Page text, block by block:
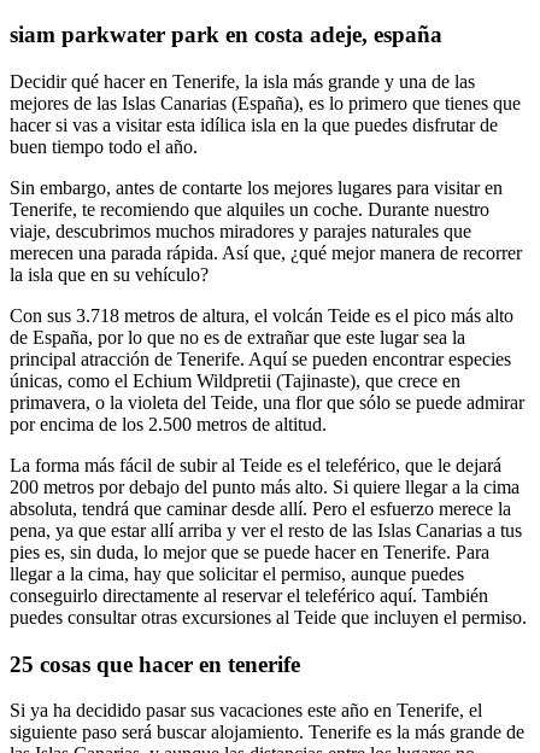
siam parkwater park en costa adeje, españa
Decidir qué hacer en Tenerife, la isla más grande y una de las
mejores de las Islas Canarias (España), es lo primero que tienes que
hacer si vas a visitar esta idílica isla en la que puedes disfrutar de
buen tiempo todo el año.
Sin embargo, antes de contarte los mejores lugares para visitar en
Tenerife, te recomiendo que alquiles un coche. Durante nuestro
viaje, descubrimos muchos miradores y parajes naturales que
merecen una parada rápida. Así que, ¿qué mejor manera de recorrer
la isla que en su vehículo?
Con sus 3.718 metros de altura, el volcán Teide es el pico más alto
de España, por lo que no es de extrañar que este lugar sea la
principal atracción de Tenerife. Aquí se pueden encontrar especies
únicas, como el Echium Wildpretii (Tajinaste), que crece en
primavera, o la violeta del Teide, una flor que sólo se puede admirar
por encima de los 2.500 metros de altitud.
La forma más fácil de subir al Teide es el teleférico, que le dejará
200 metros por debajo del punto más alto. Si quiere llegar a la cima
absoluta, tendrá que caminar desde allí. Pero el esfuerzo merece la
pena, ya que estar allí arriba y ver el resto de las Islas Canarias a tus
pies es, sin duda, lo mejor que se puede hacer en Tenerife. Para
llegar a la cima, hay que solicitar el permiso, aunque puedes
conseguirlo directamente al reservar el teleférico aquí. También
puedes consultar otras excursiones al Teide que incluyen el permiso.
25 cosas que hacer en tenerife
Si ya ha decidido pasar sus vacaciones este año en Tenerife, el
siguiente paso será buscar alojamiento. Tenerife es la más grande de